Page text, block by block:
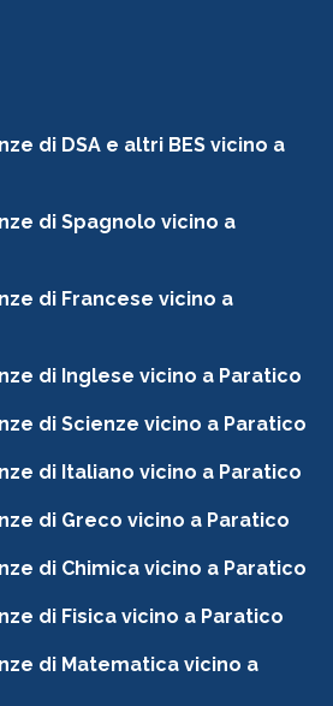
di DSA e altri BES vicino a
di Spagnolo vicino a
di Francese vicino a
di Inglese vicino a Paratico
di Scienze vicino a Paratico
di Italiano vicino a Paratico
di Greco vicino a Paratico
di Chimica vicino a Paratico
di Fisica vicino a Paratico
di Matematica vicino a